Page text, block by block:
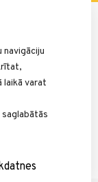
navigāciju
laikā varat